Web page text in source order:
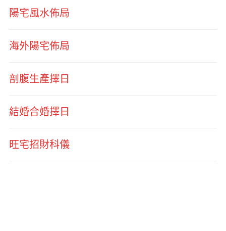
陽宅風水佈局
海外陽宅佈局
剖腹生產擇日
結婚合婚擇日
旺宅招財科儀